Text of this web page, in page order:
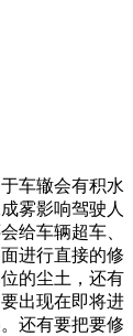
车辙会有积水
雾影响驾驶人
给车辆超车、
进行直接的修
的尘土，还有
出现在即将进
还有要把要修